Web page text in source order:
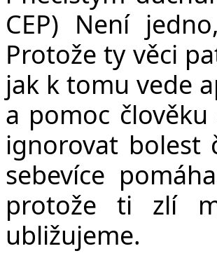
CEP) Není
Protože ty věci
jak k tomu vede
a pomoc
ignorovat bolest
sebevíce
protože ti zlí
ubližujeme.